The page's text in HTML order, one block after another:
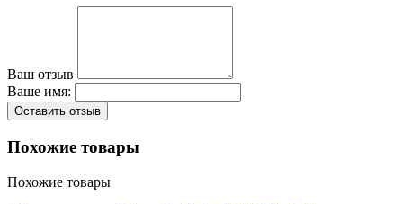
Ваш отзыв
Ваше имя:
Оставить отзыв
Похожие товары
Похожие товары